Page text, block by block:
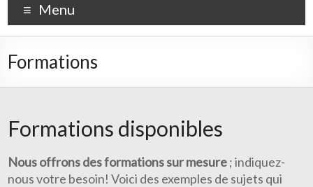
Menu
Formations
Formations disponibles
Nous offrons des formations sur mesure; indiquez-
nous votre besoin! Voici des exemples de sujets qui